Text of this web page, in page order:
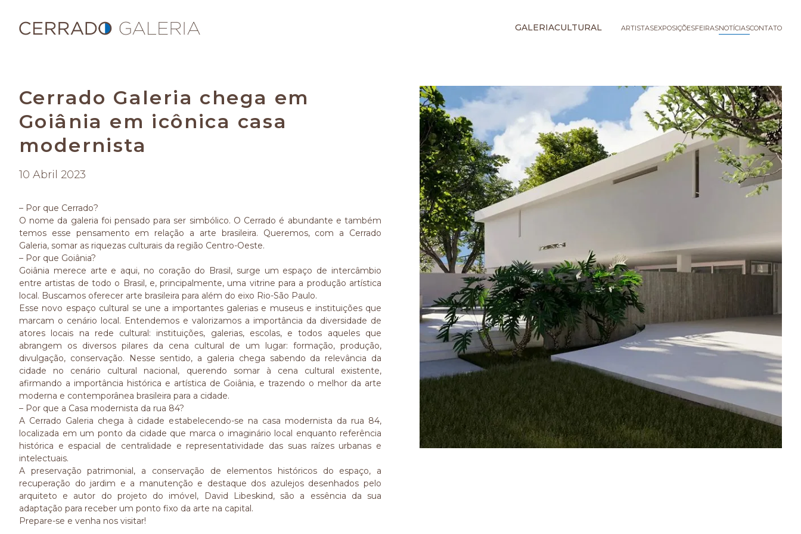
GALERIACULTURAL ARTISTASEXPOSIÇÕESFEIRASNOTÍCIASCONTATO
Cerrado Galeria chega em
Goiânia em icônica casa
modernista
10 Abril 2023
– Por que Cerrado?
O nome da galeria foi pensado para ser simbólico. O Cerrado é abundante e também
temos esse pensamento em relação a arte brasileira. Queremos, com a Cerrado
Galeria, somar as riquezas culturais da região Centro-Oeste.
– Por que Goiânia?
Goiânia merece arte e aqui, no coração do Brasil, surge um espaço de intercâmbio
entre artistas de todo o Brasil, e, principalmente, uma vitrine para a produção artística
local. Buscamos oferecer arte brasileira para além do eixo Rio-São Paulo.
Esse novo espaço cultural se une a importantes galerias e museus e instituições que
marcam o cenário local. Entendemos e valorizamos a importância da diversidade de
atores locais na rede cultural: instituições, galerias, escolas, e todos aqueles que
abrangem os diversos pilares da cena cultural de um lugar: formação, produção,
divulgação, conservação. Nesse sentido, a galeria chega sabendo da relevância da
cidade no cenário cultural nacional, querendo somar à cena cultural existente,
afirmando a importância histórica e artística de Goiânia, e trazendo o melhor da arte
moderna e contemporânea brasileira para a cidade.
– Por que a Casa modernista da rua 84?
A Cerrado Galeria chega à cidade estabelecendo-se na casa modernista da rua 84,
localizada em um ponto da cidade que marca o imaginário local enquanto referência
histórica e espacial de centralidade e representatividade das suas raízes urbanas e
intelectuais.
A preservação patrimonial, a conservação de elementos históricos do espaço, a
recuperação do jardim e a manutenção e destaque dos azulejos desenhados pelo
arquiteto e autor do projeto do imóvel, David Libeskind, são a essência da sua
adaptação para receber um ponto fixo da arte na capital.
Prepare-se e venha nos visitar!